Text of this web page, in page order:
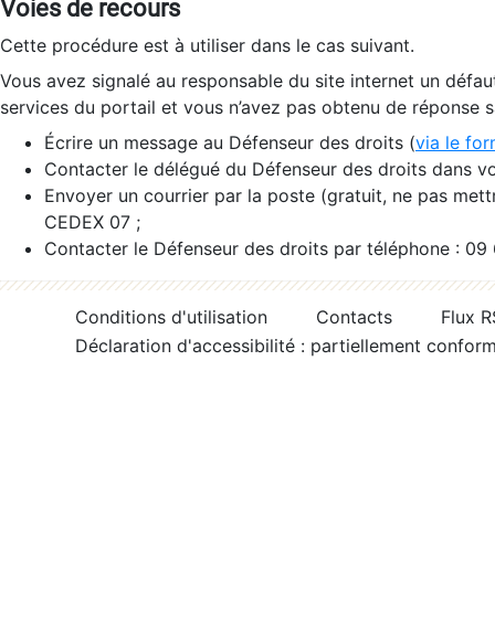
Voies de recours
Cette procédure est à utiliser dans le cas suivant.
Vous avez signalé au responsable du site internet un
services du portail et vous n’avez pas obtenu de réponse
Écrire un message au Défenseur des droits (via le
Contacter le délégué du Défenseur des droits dans
Envoyer un courrier par la poste (gratuit, ne pas
CEDEX 07 ;
Contacter le Défenseur des droits par téléphone :
Conditions d'utilisation Contacts
Flux
Déclaration d'accessibilité : partiellement